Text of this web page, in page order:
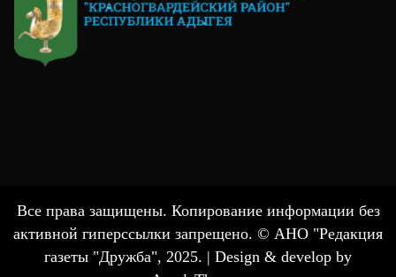
Все права защищены. Копирование информации без
активной гиперссылки запрещено. © АНО "Редакция
газеты "Дружба", 2025. | Design & develop by